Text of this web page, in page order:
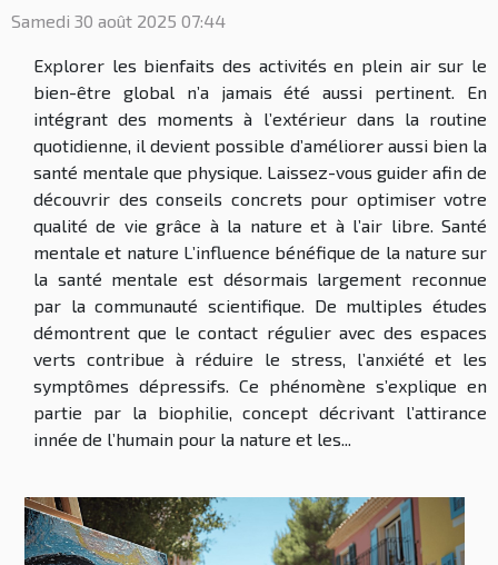
Samedi 30 août 2025 07:44
Explorer les bienfaits des activités en plein air sur le
bien-être global n’a jamais été aussi pertinent. En
intégrant des moments à l’extérieur dans la routine
quotidienne, il devient possible d’améliorer aussi bien la
santé mentale que physique. Laissez-vous guider afin de
découvrir des conseils concrets pour optimiser votre
qualité de vie grâce à la nature et à l’air libre. Santé
mentale et nature L’influence bénéfique de la nature sur
la santé mentale est désormais largement reconnue
par la communauté scientifique. De multiples études
démontrent que le contact régulier avec des espaces
verts contribue à réduire le stress, l’anxiété et les
symptômes dépressifs. Ce phénomène s’explique en
partie par la biophilie, concept décrivant l’attirance
innée de l’humain pour la nature et les...